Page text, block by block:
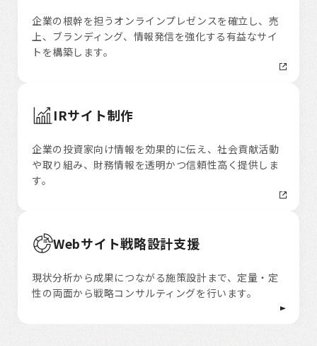
企業の根幹を担うオンラインプレゼンスを確立し、売
上、ブランディング、情報発信を強化する有益なサイ
トを構築します。
IRサイト制作
企業の投資家向け情報を効果的に伝え、社会貢献活動
や取り組み、財務情報を透明かつ信頼性高く提供しま
す。
Webサイト戦略設計支援
現状分析から成果につながる施策設計まで、定量・定
性の両面から戦略コンサルティングを行います。